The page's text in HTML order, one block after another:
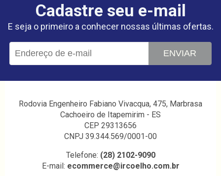
Cadastre seu e-mail
E seja o primeiro a conhecer nossas últimas ofertas.
ENVIAR
Rodovia Engenheiro Fabiano Vivacqua, 475, Marbrasa
Cachoeiro de Itapemirim - ES
CEP 29313656
CNPJ 39.344.569/0001-00
Telefone: (28) 2102-9090
E-mail: ecommerce@ircoelho.com.br